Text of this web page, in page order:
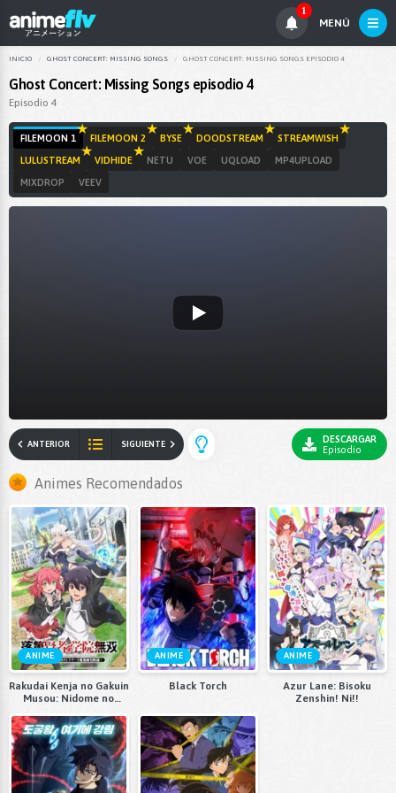
1
MENÚ
INICIO GHOST CONCERT: MISSING SONGS GHOST CONCERT: MISSING SONGS EPISODIO 4
Ghost Concert: Missing Songs episodio 4
Episodio 4
FILEMOON 1 FILEMOON 2 BYSE DOODSTREAM STREAMWISH
LULUSTREAM VIDHIDE NETU VOE UQLOAD MP4UPLOAD
MIXDROP VEEV
ANTERIOR SIGUIENTE
DESCARGAR
Episodio
Animes Recomendados
ANIME
Rakudai Kenja no Gakuin
Musou: Nidome no
Majutsushi Boukenroku
ANIME
Black Torch
ANIME
Azur Lane: Bisoku
Zenshin! Ni!!